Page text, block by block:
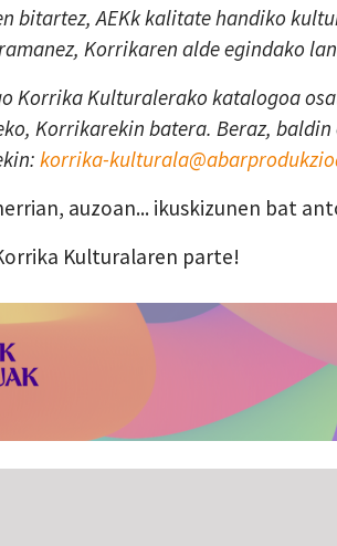
bitartez, AEKk kalitate handiko
Korrikaren alde egindako
Korrika Kulturalerako katalogoa
Korrikarekin batera. Beraz,
korrika-
auzoan... ikuskizunen bat
Kulturalaren parte!